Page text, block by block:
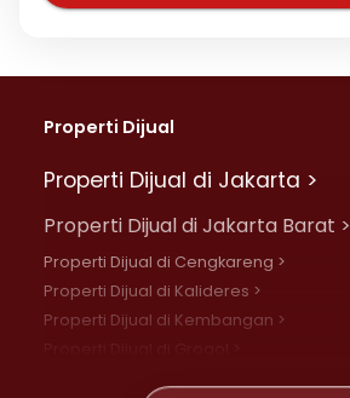
Properti Dijual
Properti Dijual di Jakarta >
Properti Dijual di Jakarta Barat >
Properti Dijual di Cengkareng >
Properti Dijual di Kalideres >
Properti Dijual di Kembangan >